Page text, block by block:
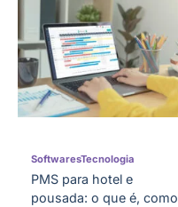
SoftwaresTecnologia
PMS para hotel e
pousada: o que é, como